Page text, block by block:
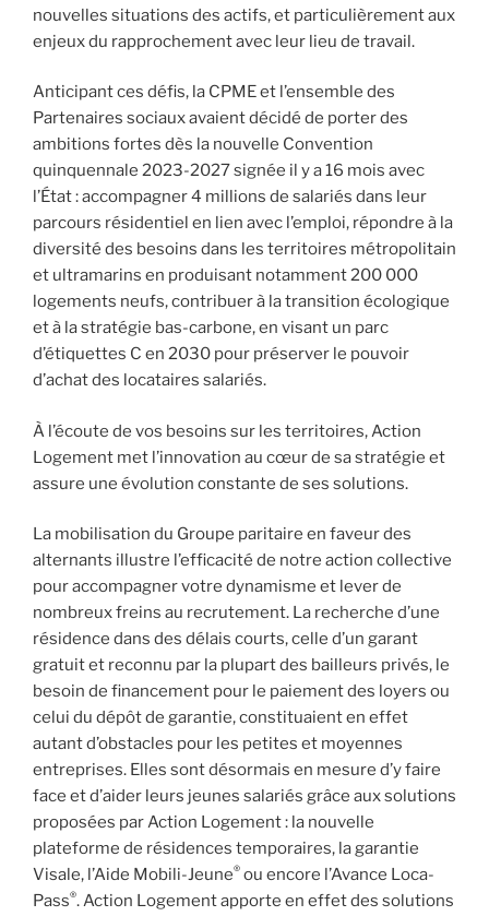
nouvelles situations des actifs, et particulièrement aux
enjeux du rapprochement avec leur lieu de travail.
Anticipant ces défis, la CPME et l’ensemble des
Partenaires sociaux avaient décidé de porter des
ambitions fortes dès la nouvelle Convention
quinquennale 2023-2027 signée il y a 16 mois avec
l’État : accompagner 4 millions de salariés dans leur
parcours résidentiel en lien avec l’emploi, répondre à la
diversité des besoins dans les territoires métropolitain
et ultramarins en produisant notamment 200 000
logements neufs, contribuer à la transition écologique
et à la stratégie bas-carbone, en visant un parc
d’étiquettes C en 2030 pour préserver le pouvoir
d’achat des locataires salariés.
À l’écoute de vos besoins sur les territoires, Action
Logement met l’innovation au cœur de sa stratégie et
assure une évolution constante de ses solutions.
La mobilisation du Groupe paritaire en faveur des
alternants illustre l’efficacité de notre action collective
pour accompagner votre dynamisme et lever de
nombreux freins au recrutement. La recherche d’une
résidence dans des délais courts, celle d’un garant
gratuit et reconnu par la plupart des bailleurs privés, le
besoin de financement pour le paiement des loyers ou
celui du dépôt de garantie, constituaient en effet
autant d’obstacles pour les petites et moyennes
entreprises. Elles sont désormais en mesure d’y faire
face et d’aider leurs jeunes salariés grâce aux solutions
proposées par Action Logement : la nouvelle
plateforme de résidences temporaires, la garantie
Visale, l’Aide Mobili-Jeune® ou encore l’Avance Loca-
Pass®. Action Logement apporte en effet des solutions